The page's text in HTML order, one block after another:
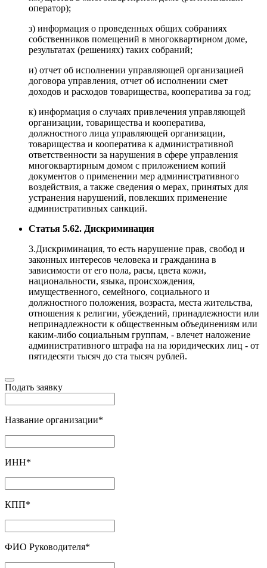
оператор);
з) информация о проведенных общих собраниях
собственников помещений в многоквартирном доме,
результатах (решениях) таких собраний;
и) отчет об исполнении управляющей организацией
договора управления, отчет об исполнении смет
доходов и расходов товарищества, кооператива за год;
к) информация о случаях привлечения управляющей
организации, товарищества и кооператива,
должностного лица управляющей организации,
товарищества и кооператива к административной
ответственности за нарушения в сфере управления
многоквартирным домом с приложением копий
документов о применении мер административного
воздействия, а также сведения о мерах, принятых для
устранения нарушений, повлекших применение
административных санкций.
Статья 5.62. Дискриминация
3.Дискриминация, то есть нарушение прав, свобод и
законных интересов человека и гражданина в
зависимости от его пола, расы, цвета кожи,
национальности, языка, происхождения,
имущественного, семейного, социального и
должностного положения, возраста, места жительства,
отношения к религии, убеждений, принадлежности или
непринадлежности к общественным объединениям или
каким-либо социальным группам, - влечет наложение
административного штрафа на на юридических лиц - от
пятидесяти тысяч до ста тысяч рублей.
Подать заявку
Название организации*
ИНН*
КПП*
ФИО Руководителя*